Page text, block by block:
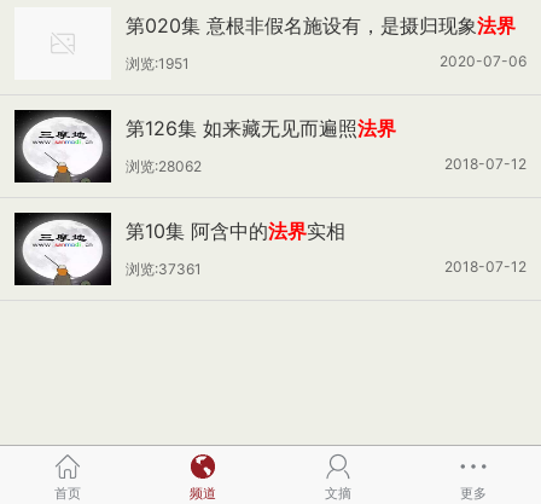
第020集 意根非假名施设有，是摄归现象法界
十八界之一法（四）
2020-07-06
浏览:1951
第126集 如来藏无见而遍照法界
2018-07-12
浏览:28062
第10集 阿含中的法界实相
2018-07-12
浏览:37361
首页 频道 文摘 更多